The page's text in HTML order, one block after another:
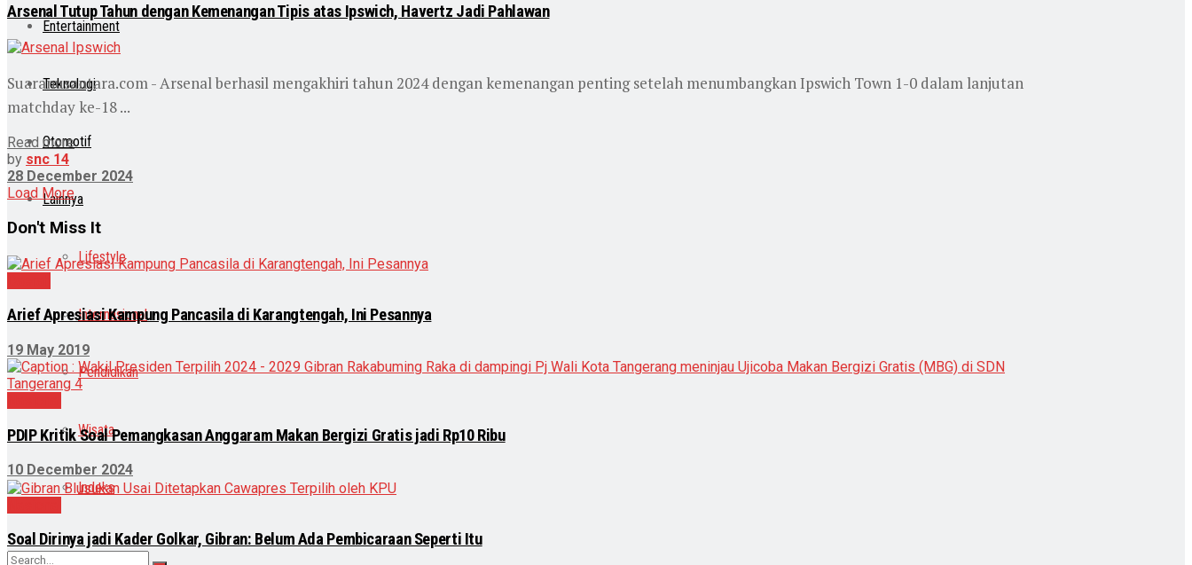
Entertainment
Teknologi
Otomotif
Lainnya
Lifestyle
Internasional
Pendidikan
Wisata
Indeks
Arsenal Tutup Tahun dengan Kemenangan Tipis atas Ipswich, Havertz Jadi Pahlawan
Suaranusantara.com - Arsenal berhasil mengakhiri tahun 2024 dengan kemenangan penting setelah menumbangkan Ipswich Town 1-0 dalam lanjutan
matchday ke-18 ...
Read more
by snc 14
28 December 2024
Load More
Don't Miss It
Arief Apresiasi Kampung Pancasila di Karangtengah, Ini Pesannya
19 May 2019
PDIP Kritik Soal Pemangkasan Anggaram Makan Bergizi Gratis jadi Rp10 Ribu
10 December 2024
Soal Dirinya jadi Kader Golkar, Gibran: Belum Ada Pembicaraan Seperti Itu